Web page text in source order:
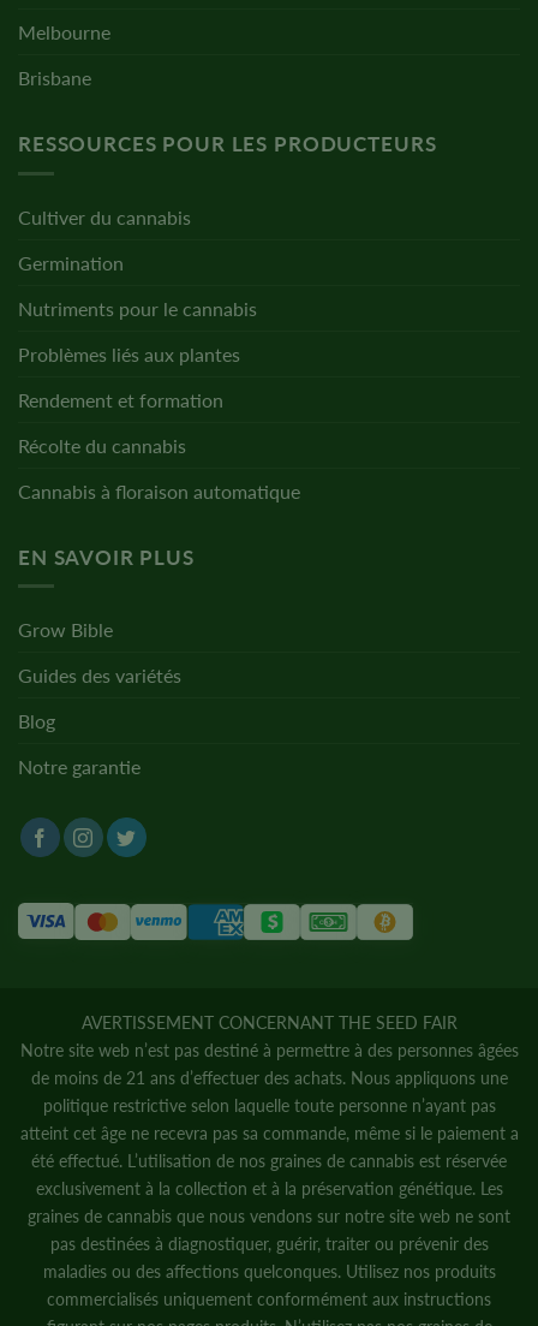
Melbourne
Brisbane
RESSOURCES POUR LES PRODUCTEURS
Cultiver du cannabis
Germination
Nutriments pour le cannabis
Problèmes liés aux plantes
Rendement et formation
Récolte du cannabis
Cannabis à floraison automatique
EN SAVOIR PLUS
Grow Bible
Guides des variétés
Blog
Notre garantie
AVERTISSEMENT CONCERNANT THE SEED FAIR
Notre site web n’est pas destiné à permettre à des personnes âgées
de moins de 21 ans d’effectuer des achats. Nous appliquons une
politique restrictive selon laquelle toute personne n’ayant pas
atteint cet âge ne recevra pas sa commande, même si le paiement a
été effectué. L’utilisation de nos graines de cannabis est réservée
exclusivement à la collection et à la préservation génétique. Les
graines de cannabis que nous vendons sur notre site web ne sont
pas destinées à diagnostiquer, guérir, traiter ou prévenir des
maladies ou des affections quelconques. Utilisez nos produits
commercialisés uniquement conformément aux instructions